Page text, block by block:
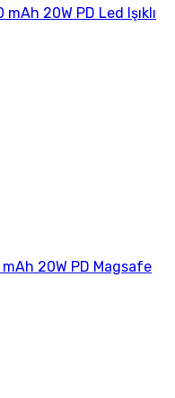
20W PD Led Işıklı
20W PD Magsafe